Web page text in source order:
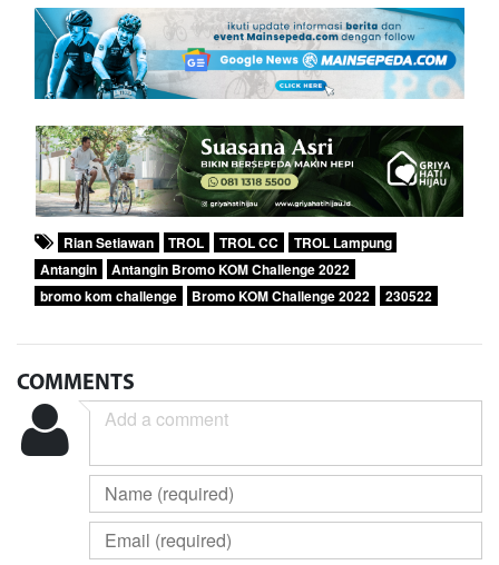
Rian Setiawan TROL TROL CC
TROL Lampung
Antangin
Antangin Bromo KOM Challenge 2022
bromo kom challenge
Bromo KOM Challenge 2022 230522
COMMENTS